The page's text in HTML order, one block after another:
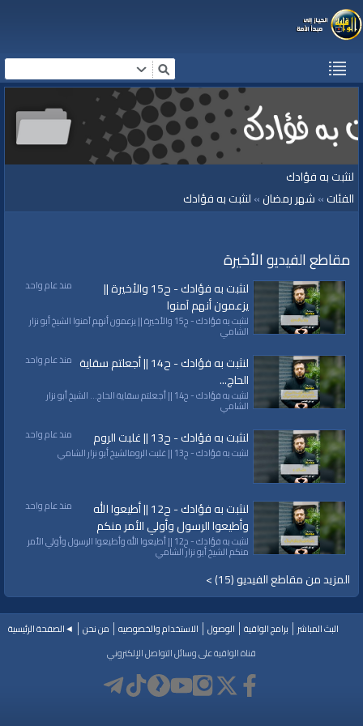
لنثبت به فؤادك
الفئات»شهر رمضان»لنثبت به فؤادك
مقاطع الفيديو الأخيرة
منذ عام واحد
لنثبت به فؤادك - ح15 والأخيرة ||
يزعمون أنهم آمنوا
لنثبت به فؤادك - ح15 والأخيرة || يزعمون أنهم آمنوا الشيخ أبو نزار
الشامي
منذ عام واحد لنثبت به فؤادك - ح14 || أجعلتم سقاية
الحاج...
لنثبت به فؤادك - ح14 || أجعلتم سقاية الحاج... الشيخ أبو نزار
الشامي
منذ عام واحد
لنثبت به فؤادك - ح13 || غلبت الروم
لنثبت به فؤادك - ح13 || غلبت الرومالشيخ أبو نزار الشامي
منذ عام واحد
لنثبت به فؤادك - ح12 || أطيعوا الله
وأطيعوا الرسول وأولي الأمر منكم
لنثبت به فؤادك - ح12 || أطيعوا الله وأطيعوا الرسول وأولي الأمر
منكم الشيخ أبو نزار الشامي
المزيد من مقاطع الفيديو (15) >
البث المباشر برامج الواقية الوصول الاستخدام والخصوصيه من نحن
◄الصفحة الرئيسية
قناة الواقية على وسائل التواصل الإلكتروني